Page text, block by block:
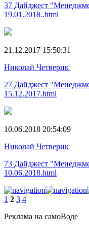
37 Дайджест
19.01.2018..html
21.12.2017 15:50:31
Николай Четверик
27 Дайджест
15.12.2017.html
10.06.2018 20:54:09
Николай Четверик
73 Дайджест
10.06.2018.html
1 2 3 4
Реклама на самоВоде